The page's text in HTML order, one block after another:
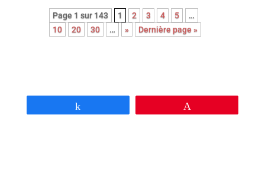
Page 1 sur 143 1 2 3 4 5
…
10
20 30 … » Dernière page »